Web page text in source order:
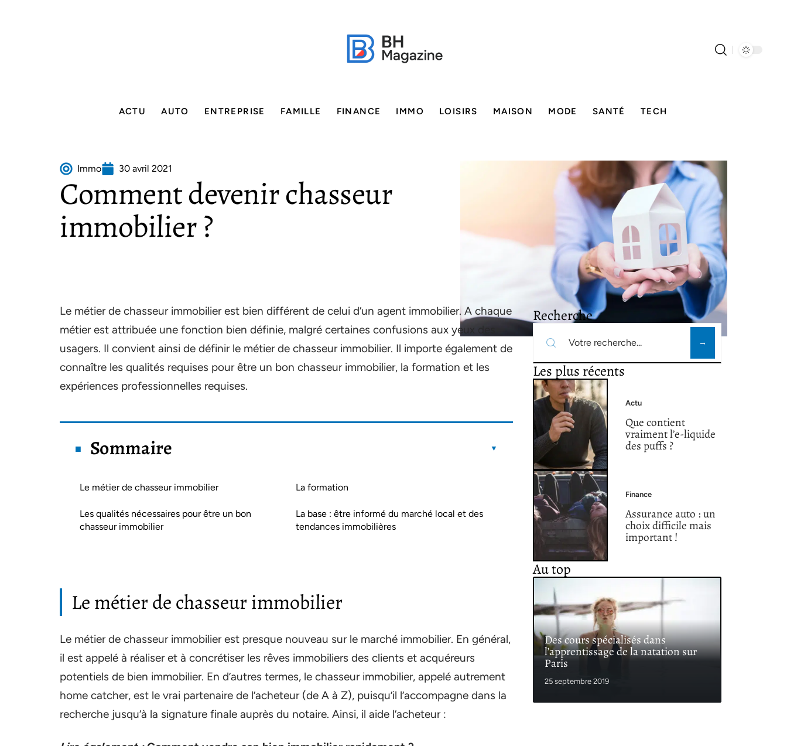
ACTU AUTO ENTREPRISE FAMILLE FINANCE IMMO LOISIRS MAISON MODE SANTÉ TECH
Immo 30 avril 2021
Comment devenir chasseur
immobilier ?
Le métier de chasseur immobilier est bien différent de celui d’un agent immobilier. A chaque
métier est attribuée une fonction bien définie, malgré certaines confusions aux yeux des
usagers. Il convient ainsi de définir le métier de chasseur immobilier. Il importe également de
connaître les qualités requises pour être un bon chasseur immobilier, la formation et les
expériences professionnelles requises.
Sommaire
Le métier de chasseur immobilier
Les qualités nécessaires pour être un bon
chasseur immobilier
La formation
La base : être informé du marché local et des
tendances immobilières
Le métier de chasseur immobilier
Le métier de chasseur immobilier est presque nouveau sur le marché immobilier. En général,
il est appelé à réaliser et à concrétiser les rêves immobiliers des clients et acquéreurs
potentiels de bien immobilier. En d’autres termes, le chasseur immobilier, appelé autrement
home catcher, est le vrai partenaire de l’acheteur (de A à Z), puisqu’il l’accompagne dans la
recherche jusqu’à la signature finale auprès du notaire. Ainsi, il aide l’acheteur :
Recherche
Les plus récents
Actu
Que contient
vraiment l’e-liquide
des puffs ?
Finance
Assurance auto : un
choix difficile mais
important !
Au top
Des cours spécialisés dans
l’apprentissage de la natation sur
Paris
25 septembre 2019